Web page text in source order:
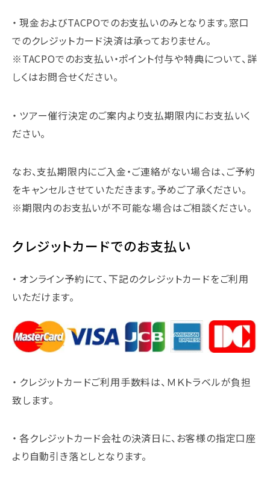
現金およびTACPOでのお支払いのみとなります。窓口
でのクレジットカード決済は承っておりません。
※TACPOでのお支払い・ポイント付与や特典について、詳
しくはお問合せください。
ツアー催行決定のご案内より支払期限内にお支払いく
ださい。
なお、支払期限内にご入金・ご連絡がない場合は、ご予約
をキャンセルさせていただきます。予めご了承ください。
※期限内のお支払いが不可能な場合はご相談ください。
クレジットカードでのお支払い
オンライン予約にて、下記のクレジットカードをご利用
いただけます。
クレジットカードご利用手数料は、ＭＫトラベルが負担
致します。
各クレジットカード会社の決済日に、お客様の指定口座
より自動引き落としとなります。